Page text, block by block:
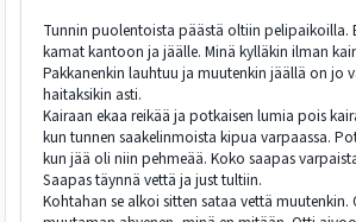
Tunnin puolentoista päästä oltiin pelipaikoilla.
kamat kantoon ja jäälle. Minä kylläkin ilman
Pakkanenkin lauhtuu ja muutenkin jäällä on jo
haitaksikin asti.
Kairaan ekaa reikää ja potkaisen lumia pois
kun tunnen saakelinmoista kipua varpaassa.
kun jää oli niin pehmeää. Koko saapas
Saapas täynnä vettä ja just tultiin.
Kohtahan se alkoi sitten sataa vettä muutenkin.